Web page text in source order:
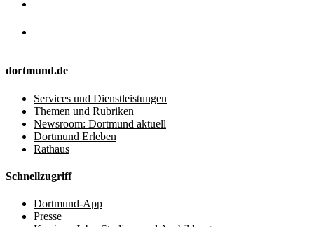
dortmund.de
Services und Dienstleistungen
Themen und Rubriken
Newsroom: Dortmund aktuell
Dortmund Erleben
Rathaus
Schnellzugriff
Dortmund-App
Presse